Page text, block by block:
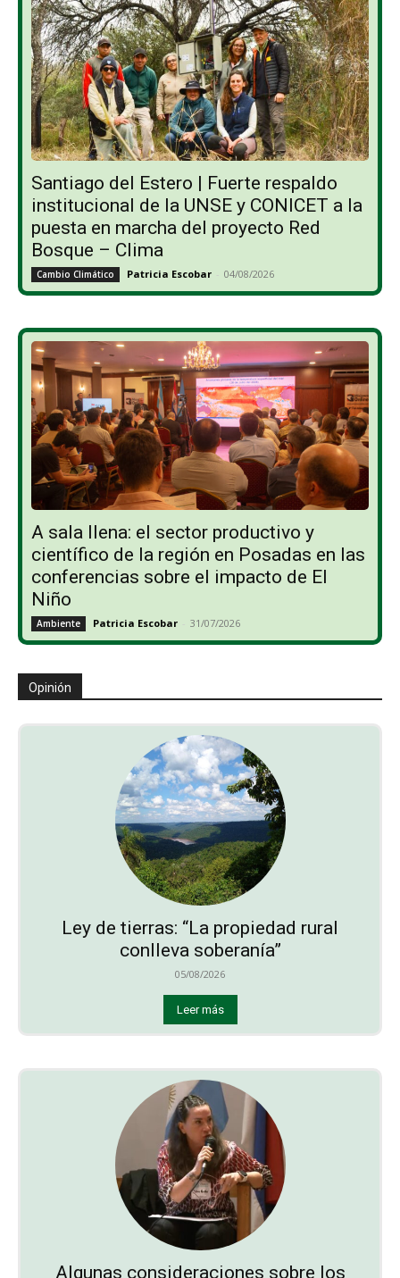
Santiago del Estero | Fuerte respaldo
institucional de la UNSE y CONICET a la
puesta en marcha del proyecto Red
Bosque – Clima
Cambio Climático Patricia Escobar - 04/08/2026
A sala llena: el sector productivo y
científico de la región en Posadas en las
conferencias sobre el impacto de El
Niño
Ambiente Patricia Escobar - 31/07/2026
Opinión
Ley de tierras: “La propiedad rural
conlleva soberanía”
05/08/2026
Leer más
Algunas consideraciones sobre los